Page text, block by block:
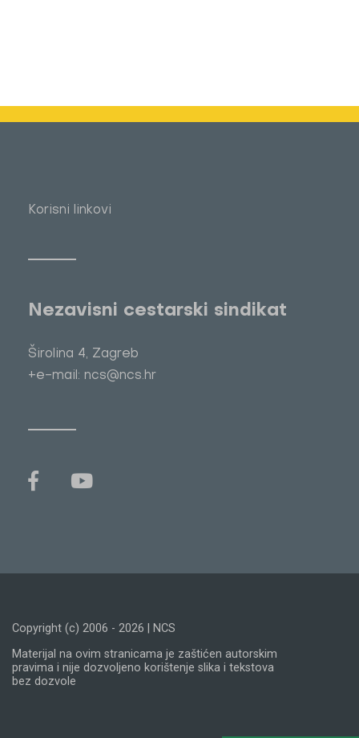
Korisni linkovi
Nezavisni cestarski sindikat
Širolina 4, Zagreb
+e-mail: ncs@ncs.hr
Copyright (c) 2006 - 2026 | NCS
Materijal na ovim stranicama je zaštićen autorskim
pravima i nije dozvoljeno korištenje slika i tekstova
bez dozvole